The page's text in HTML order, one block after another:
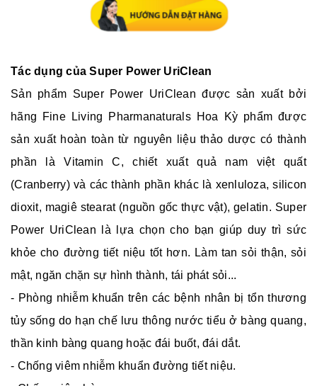
Tác dụng của Super Power UriClean
Sản phẩm Super Power UriClean được sản xuất bởi
hãng Fine Living Pharmanaturals Hoa Kỳ phẩm được
sản xuất hoàn toàn từ nguyên liệu thảo dược có thành
phần là Vitamin C, chiết xuất quả nam việt quất
(Cranberry) và các thành phần khác là xenluloza, silicon
dioxit, magiê stearat (nguồn gốc thực vật), gelatin. Super
Power UriClean là lựa chọn cho bạn giúp duy trì sức
khỏe cho đường tiết niệu tốt hơn. Làm tan sỏi thận, sỏi
mật, ngăn chặn sự hình thành, tái phát sỏi...
- Phòng nhiễm khuẩn trên các bệnh nhân bị tổn thương
tủy sống do hạn chế lưu thông nước tiểu ở bàng quang,
thần kinh bàng quang hoặc đái buốt, đái dắt.
- Chống viêm nhiễm khuẩn đường tiết niệu.